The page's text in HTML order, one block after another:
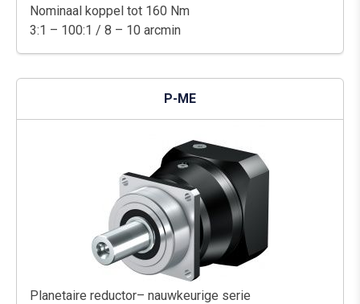
Nominaal koppel tot 160 Nm
3:1 – 100:1 / 8 – 10 arcmin
P-ME
Planetaire reductor– nauwkeurige serie